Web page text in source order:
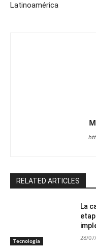
Latinoamérica
RELATED ARTICLES
Tecnología
La
28/